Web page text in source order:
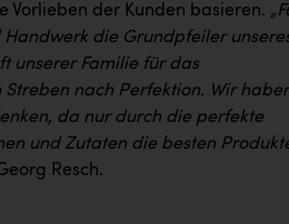
Vorlieben der Kunden basieren. „
Handwerk die Grundpfeiler
unserer Familie für das
nach Perfektion. Wir
da nur durch die perfekte
und Zutaten die besten
Resch.